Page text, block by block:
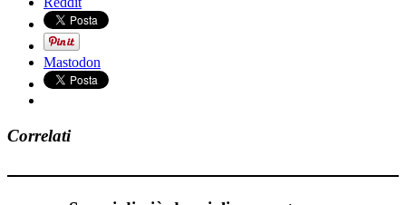
Mastodon
Correlati